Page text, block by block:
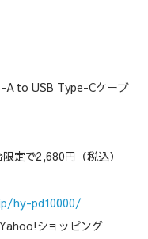
A to USB Type-Cケーブ
定で2,680円（税込）
hy-pd10000/
ショッピング